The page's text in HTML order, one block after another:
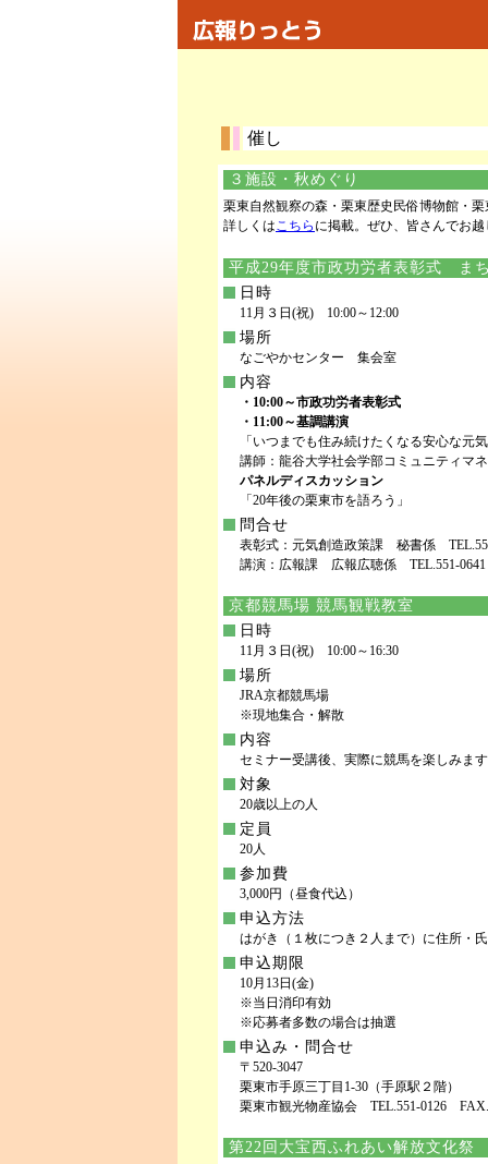
催し
３施設・秋めぐり
栗東自然観察の森・栗東歴史民俗博物館・
詳しくはこちら に掲載。ぜひ、皆さんでお
平成29年度市政功労者表彰式 ま
日時
11月３日(祝) 10:00～12:00
場所
なごやかセンター 集会室
内容
・10:00～市政功労者表彰式
・11:00～基調講演
「いつまでも住み続けたくなる安心な元
講師：龍谷大学社会学部コミュニティマ
パネルディスカッション
「20年後の栗東市を語ろう」
問合せ
表彰式：元気創造政策課 秘書係
講演：広報課 広報広聴係 TEL.551-
京都競馬場 競馬観戦教室
日時
11月３日(祝) 10:00～16:30
場所
JRA京都競馬場
※現地集合・解散
内容
セミナー受講後、実際に競馬を楽しみま
対象
20歳以上の人
定員
20人
参加費
3,000円（昼食代込）
申込方法
はがき（１枚につき２人まで）に住所・
申込期限
10月13日(金)
※当日消印有効
※応募者多数の場合は抽選
申込み・問合せ
〒520-3047
栗東市手原三丁目1-30（手原駅２階）
栗東市観光物産協会 TEL.551-0126
第22回大宝西ふれあい解放文化祭